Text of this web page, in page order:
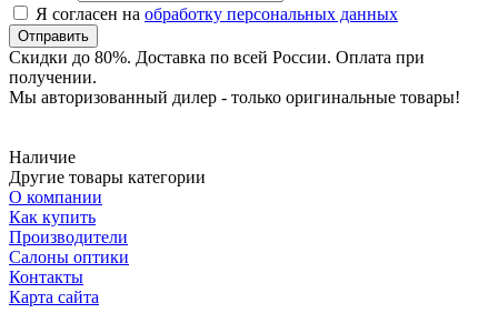
Я согласен на обработку персональных данных
Отправить
Скидки до 80%. Доставка по всей России. Оплата при
получении.
Мы авторизованный дилер - только оригинальные товары!
Наличие
Другие товары категории
О компании
Как купить
Производители
Салоны оптики
Контакты
Карта сайта